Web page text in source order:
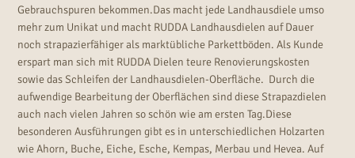
Gebrauchspuren bekommen.Das macht jede Landhausdiele umso
mehr zum Unikat und macht RUDDA Landhausdielen auf Dauer
noch strapazierfähiger als marktübliche Parkettböden. Als Kunde
erspart man sich mit RUDDA Dielen teure Renovierungskosten
sowie das Schleifen der Landhausdielen-Oberfläche. Durch die
aufwendige Bearbeitung der Oberflächen sind diese Strapazdielen
auch nach vielen Jahren so schön wie am ersten Tag.Diese
besonderen Ausführungen gibt es in unterschiedlichen Holzarten
wie Ahorn, Buche, Eiche, Esche, Kempas, Merbau und Hevea. Auf